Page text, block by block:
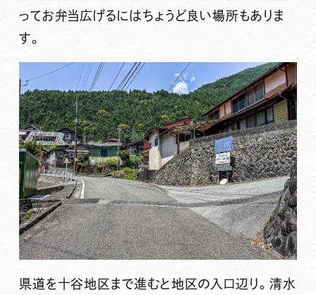
ってお弁当広げるにはちょうど良い場所もありま
す。
県道を十谷地区まで進むと地区の入口辺り。清水